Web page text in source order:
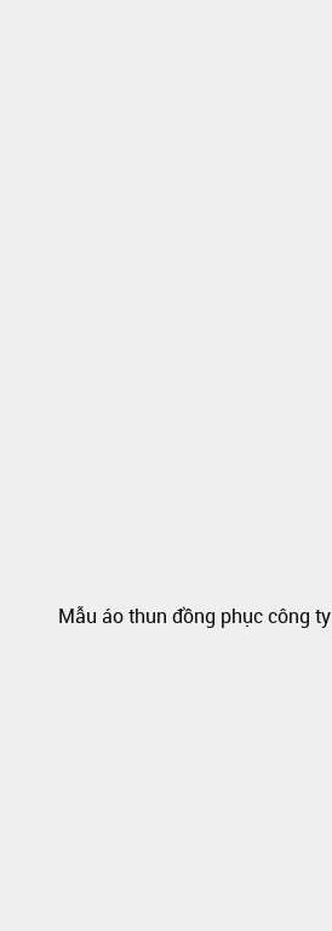
Mẫu áo thun đồng phục công ty